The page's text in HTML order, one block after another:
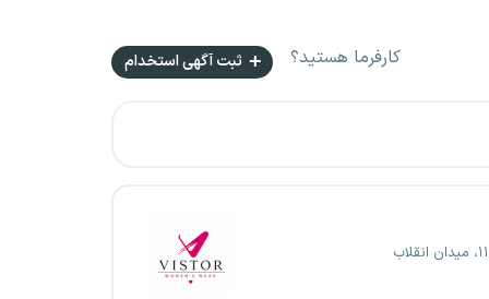
کارفرما هستید؟ ثبت آگهی استخدام